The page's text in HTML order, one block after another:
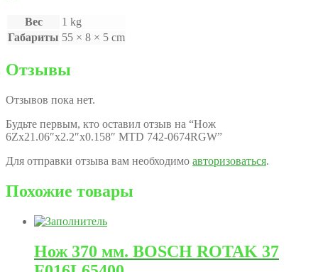
Вес
1 kg
Габариты 55 × 8 × 5 cm
Отзывы
Отзывов пока нет.
Будьте первым, кто оставил отзыв на “Нож
6Zх21.06″x2.2″x0.158″ MTD 742-0674RGW”
Для отправки отзыва вам необходимо авторизоваться.
Похожие товары
Нож 370 мм. BOSCH ROTAK 37